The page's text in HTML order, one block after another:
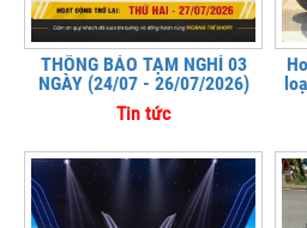
THÔNG BÁO TẠM NGHỈ 03
NGÀY (24/07 - 26/07/2026)
Tin tức